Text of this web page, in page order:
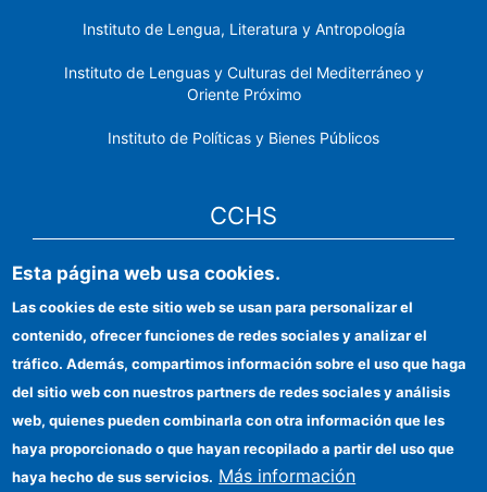
Instituto de Lengua, Literatura y Antropología
Instituto de Lenguas y Culturas del Mediterráneo y
Oriente Próximo
Instituto de Políticas y Bienes Públicos
CCHS
Sede electrónica CSIC
Identidad institucional
Información para proveedores
Ayudas FEDER
Organismos financiadores
Esta página web usa cookies.
Las cookies de este sitio web se usan para personalizar el
contenido, ofrecer funciones de redes sociales y analizar el
tráfico. Además, compartimos información sobre el uso que haga
del sitio web con nuestros partners de redes sociales y análisis
web, quienes pueden combinarla con otra información que les
haya proporcionado o que hayan recopilado a partir del uso que
haya hecho de sus servicios. Más información